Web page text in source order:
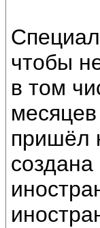
чтобы
в том
пришёл